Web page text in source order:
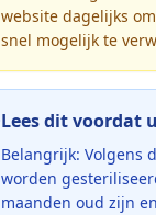
website dagelijks
snel mogelijk te
Lees dit voordat
Belangrijk: Volgens
worden
maanden oud zijn